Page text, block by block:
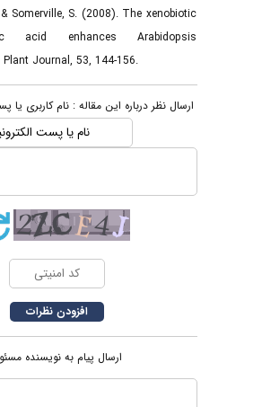
& Somerville, S. (2008). The xenobiotic
acid enhances Arabidopsis
Plant Journal, 53, 144-156.
ارسال نظر درباره این مقاله : نام کاربری یا
ارسال پیام به نویسنده مسئول